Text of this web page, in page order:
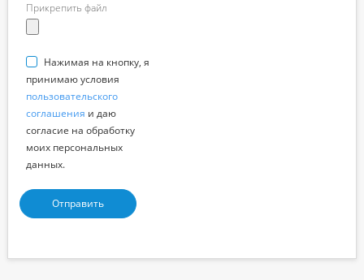
Прикрепить файл
Нажимая на кнопку, я
принимаю условия
пользовательского
соглашения и даю
согласие на обработку
моих персональных
данных.